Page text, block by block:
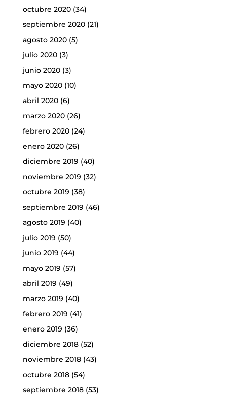
octubre 2020(34)
septiembre 2020(21)
agosto 2020(5)
julio 2020(3)
junio 2020(3)
mayo 2020(10)
abril 2020(6)
marzo 2020(26)
febrero 2020(24)
enero 2020(26)
diciembre 2019 (40)
noviembre 2019 (32)
octubre 2019 (38)
septiembre 2019 (46)
agosto 2019 (40)
julio 2019 (50)
junio 2019 (44)
mayo 2019 (57)
abril 2019 (49)
marzo 2019 (40)
febrero 2019 (41)
enero 2019 (36)
diciembre 2018(52)
noviembre 2018(43)
octubre 2018(54)
septiembre 2018(53)